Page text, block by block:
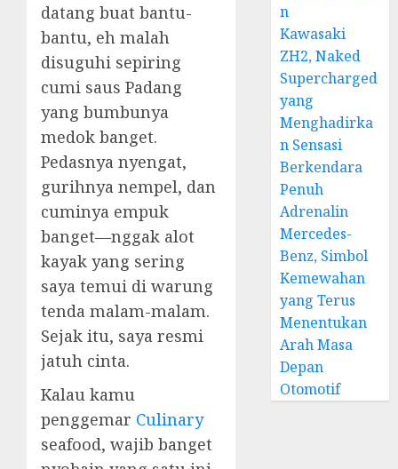
datang buat bantu-
bantu, eh malah
disuguhi sepiring
cumi saus Padang
yang bumbunya
medok banget.
Pedasnya nyengat,
gurihnya nempel, dan
cuminya empuk
banget—nggak alot
kayak yang sering
saya temui di warung
tenda malam-malam.
Sejak itu, saya resmi
jatuh cinta.
Kalau kamu
penggemar Culinary
seafood, wajib banget
n
Kawasaki
ZH2, Naked
Supercharged
yang
Menghadirka
n Sensasi
Berkendara
Penuh
Adrenalin
Mercedes-
Benz, Simbol
Kemewahan
yang Terus
Menentukan
Arah Masa
Depan
Otomotif